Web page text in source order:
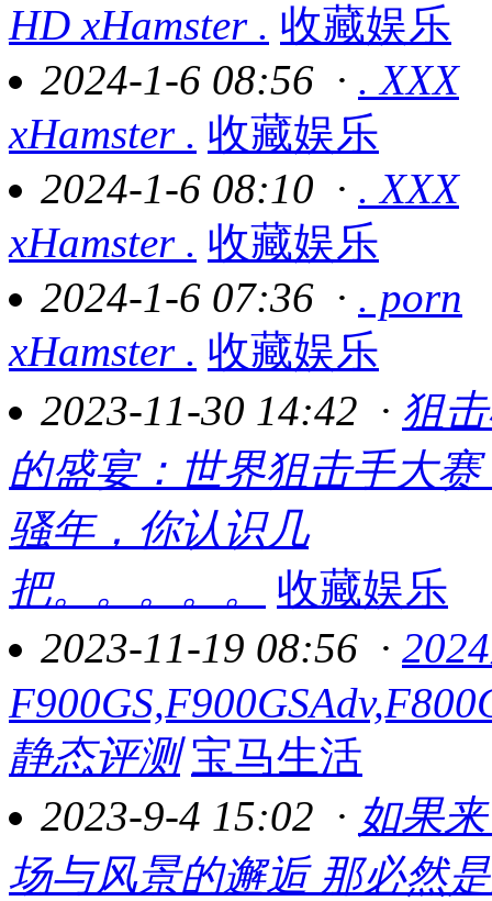
HD xHamster . 收藏娱乐
2024-1-6 08:56 · . XXX
xHamster . 收藏娱乐
2024-1-6 08:10 · . XXX
xHamster . 收藏娱乐
2024-1-6 07:36 · . porn
xHamster . 收藏娱乐
2023-11-30 14:42 · 狙
的盛宴：世界狙击手大赛
骚年，你认识几
把。。。。。
收藏娱乐
2023-11-19 08:56 ·
静态评测 宝马生活
2023-9-4 15:02 · 如果
场与风景的邂逅 那必然